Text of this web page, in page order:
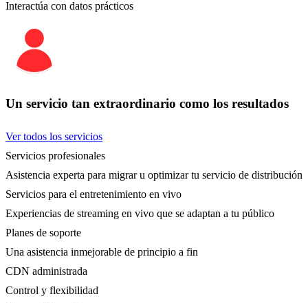
Interactúa con datos prácticos
Un servicio tan extraordinario como los resultados
Ver todos los servicios
Servicios profesionales
Asistencia experta para migrar u optimizar tu servicio de distribución
Servicios para el entretenimiento en vivo
Experiencias de streaming en vivo que se adaptan a tu público
Planes de soporte
Una asistencia inmejorable de principio a fin
CDN administrada
Control y flexibilidad